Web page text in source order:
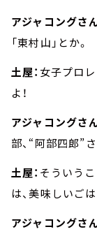
アジャコングさん
「東村山」とか。
土屋： 女子プロ
よ！
アジャコングさん
部、“阿部四郎”
土屋： そういう
は、美味しいご
アジャコングさん